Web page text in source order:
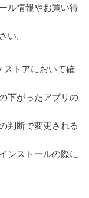
ル情報やお買い得
い。
ストアにおいて確
下がったアプリの
判断で変更される
ンストールの際に